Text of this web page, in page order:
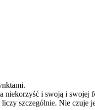
niekorzyść i swoją i
szczególnie. Nie czuje